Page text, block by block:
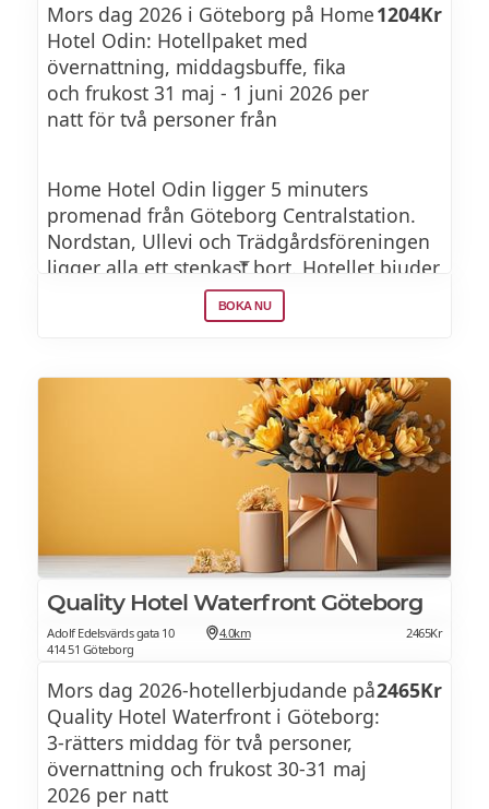
Mors dag 2026 i Göteborg på Home
Hotel Odin: Hotellpaket med
övernattning, middagsbuffe, fika
och frukost 31 maj - 1 juni 2026 per
natt för två personer från
1204Kr
Home Hotel Odin ligger 5 minuters
promenad från Göteborg Centralstation.
Nordstan, Ullevi och Trädgårdsföreningen
ligger alla ett stenkast bort. Hotellet bjuder
även på frukost, eftermiddagsfika och
middag. Du har även tillgång till ett gym
eller varva ner i ångbastun. Kommer du
med bil har hotellet ett begränsat antal
parkeringsplatser inomhus.
BOKA NU
Quality Hotel Waterfront Göteborg
Adolf Edelsvärds gata 10
414 51 Göteborg
4.0km 2465Kr
Mors dag 2026-hotellerbjudande på
Quality Hotel Waterfront i Göteborg:
3-rätters middag för två personer,
övernattning och frukost 30-31 maj
2026 per natt
2465Kr